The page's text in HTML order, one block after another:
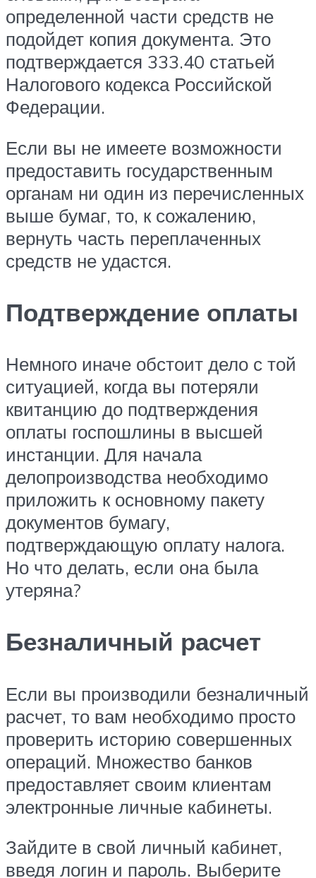
определенной части средств не
подойдет копия документа. Это
подтверждается 333.40 статьей
Налогового кодекса Российской
Федерации.
Если вы не имеете возможности
предоставить государственным
органам ни один из перечисленных
выше бумаг, то, к сожалению,
вернуть часть переплаченных
средств не удастся.
Подтверждение оплаты
Немного иначе обстоит дело с той
ситуацией, когда вы потеряли
квитанцию до подтверждения
оплаты госпошлины в высшей
инстанции. Для начала
делопроизводства необходимо
приложить к основному пакету
документов бумагу,
подтверждающую оплату налога.
Но что делать, если она была
утеряна?
Безналичный расчет
Если вы производили безналичный
расчет, то вам необходимо просто
проверить историю совершенных
операций. Множество банков
предоставляет своим клиентам
электронные личные кабинеты.
Зайдите в свой личный кабинет,
введя логин и пароль. Выберите